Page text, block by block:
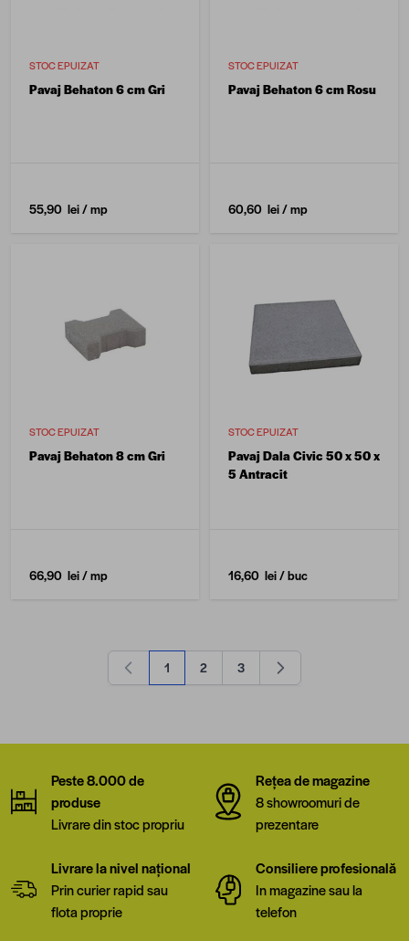
STOC EPUIZAT
Pavaj Behaton 6 cm Gri
55,90 lei/ mp
STOC EPUIZAT
Pavaj Behaton 6 cm Rosu
60,60 lei/ mp
STOC EPUIZAT
Pavaj Behaton 8 cm Gri
66,90 lei/ mp
STOC EPUIZAT
Pavaj Dala Civic 50 x 50 x
5 Antracit
16,60 lei/ buc
în acest moment citești pagina
1 Pagină
2 Pagină
3
Peste 8.000 de
produse
Livrare din stoc propriu
Rețea de magazine
8 showroomuri de
prezentare
Livrare la nivel național
Prin curier rapid sau
flota proprie
Consiliere profesională
In magazine sau la
telefon